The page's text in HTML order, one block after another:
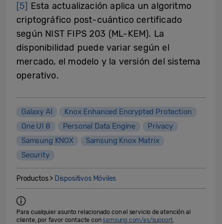
[5] Esta actualización aplica un algoritmo
criptográfico post-cuántico certificado
según NIST FIPS 203 (ML-KEM). La
disponibilidad puede variar según el
mercado, el modelo y la versión del sistema
operativo.
Galaxy AI
Knox Enhanced Encrypted Protection
One UI 8
Personal Data Engine
Privacy
Samsung KNOX
Samsung Knox Matrix
Security
Productos > Dispositivos Móviles
Para cualquier asunto relacionado con el servicio de atención al
cliente, por favor contacte consamsung.com/es/support.